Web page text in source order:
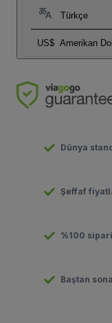
Türkçe
US$ Amerikan
Dünya
Şeffaf
%100
Baştan